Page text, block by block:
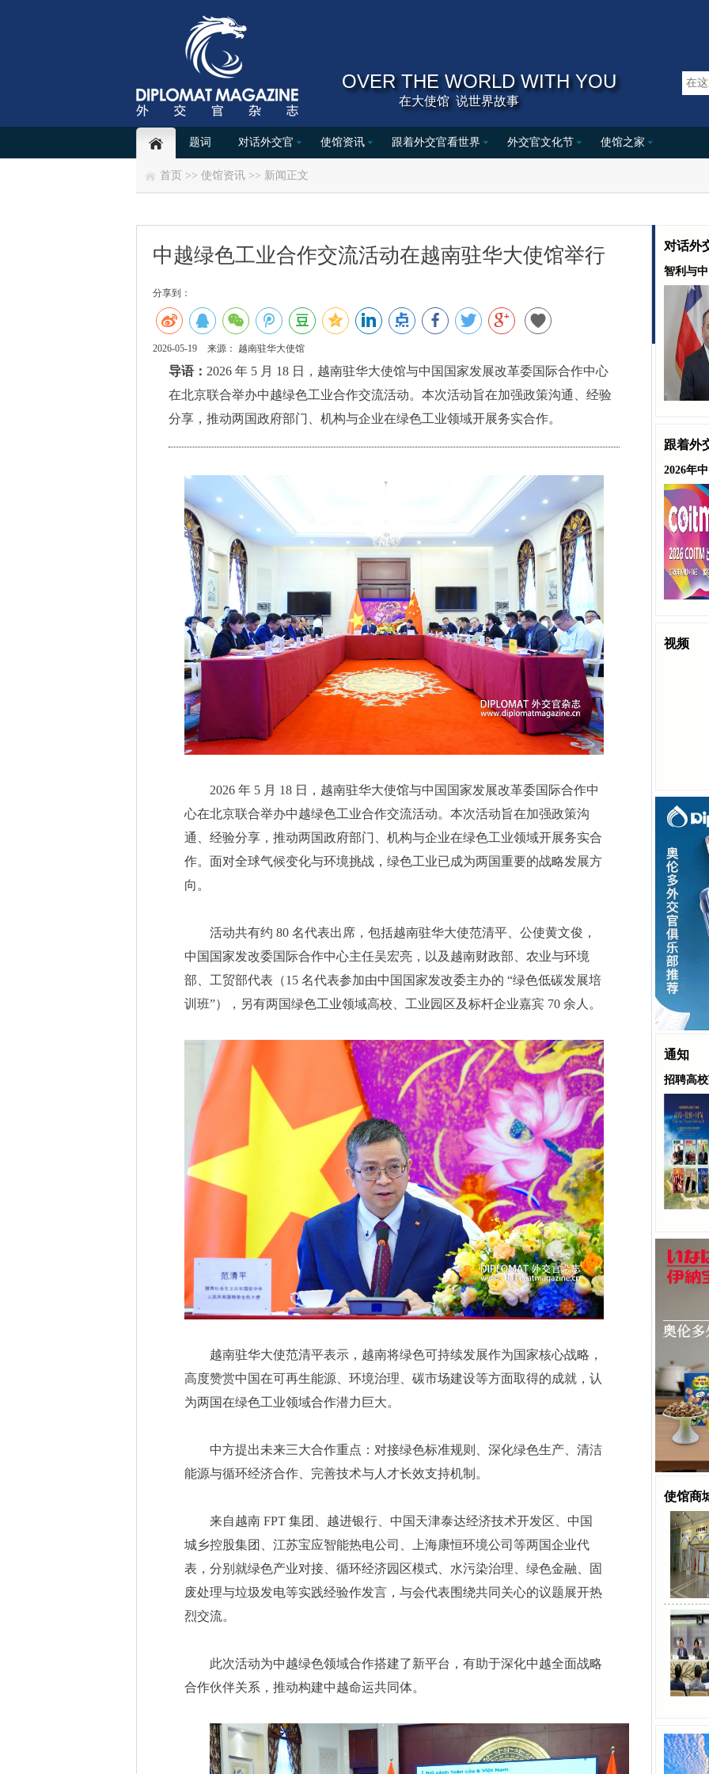
OVER THE WORLD WITH YOU
在大使馆 说世界故事
题词 对话外交官 使馆资讯 跟着外交官看世界 外交官文化节 使馆之家
首页 >> 使馆资讯 >> 新闻 正文
对话外
智利与
亚兰在
跟着外
2026年
势与挑战
视频
通知
招聘高
使馆商
中越绿色工业合作交流活动在越南驻华大使馆举行
分享到：
2026-05-19 来源： 越南驻华大使馆
导语： 2026 年 5 月 18 日，越南驻华大使馆与中国国家发展改革委国际合作中心
在北京联合举办中越绿色工业合作交流活动。本次活动旨在加强政策沟通、经验
分享，推动两国政府部门、机构与企业在绿色工业领域开展务实合作。
2026 年 5 月 18 日，越南驻华大使馆与中国国家发展改革委国际合作中
心在北京联合举办中越绿色工业合作交流活动。本次活动旨在加强政策沟
通、经验分享，推动两国政府部门、机构与企业在绿色工业领域开展务实合
作。面对全球气候变化与环境挑战，绿色工业已成为两国重要的战略发展方
向。
活动共有约 80 名代表出席，包括越南驻华大使范清平、公使黄文俊，
中国国家发改委国际合作中心主任吴宏亮，以及越南财政部、农业与环境
部、工贸部代表（15 名代表参加由中国国家发改委主办的 “绿色低碳发展培
训班”），另有两国绿色工业领域高校、工业园区及标杆企业嘉宾 70 余人。
越南驻华大使范清平表示，越南将绿色可持续发展作为国家核心战略，
高度赞赏中国在可再生能源、环境治理、碳市场建设等方面取得的成就，认
为两国在绿色工业领域合作潜力巨大。
中方提出未来三大合作重点：对接绿色标准规则、深化绿色生产、清洁
能源与循环经济合作、完善技术与人才长效支持机制。
来自越南 FPT 集团、越进银行、中国天津泰达经济技术开发区、中国
城乡控股集团、江苏宝应智能热电公司、上海康恒环境公司等两国企业代
表，分别就绿色产业对接、循环经济园区模式、水污染治理、绿色金融、固
废处理与垃圾发电等实践经验作发言，与会代表围绕共同关心的议题展开热
烈交流。
此次活动为中越绿色领域合作搭建了新平台，有助于深化中越全面战略
合作伙伴关系，推动构建中越命运共同体。